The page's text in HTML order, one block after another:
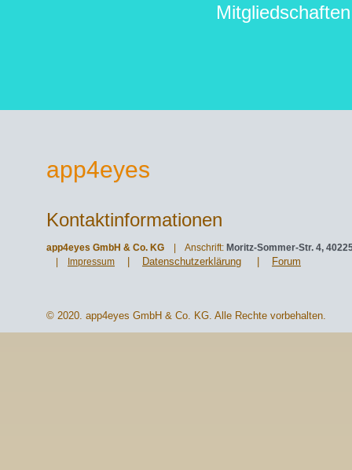
Mitgliedschaften
app4eyes
Kontaktinformationen
app4eyes GmbH & Co. KG | Anschrift: Moritz-Sommer-Str. 4,
|
Impressum Datenschutzerklärung Forum
© 2020. app4eyes GmbH & Co. KG. Alle Rechte vorbehalten.